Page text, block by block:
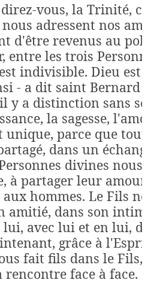
vous, la Trinité, ce
adressent nos
d'être revenus au
entre les trois
indivisible. Dieu est
- a dit saint Bernard :
il y a distinction sans
la sagesse,
unique, parce que tout
dans un
divines nous
à partager leur amour,
hommes. Le Fils
amitié, dans son
avec lui et en lui,
grâce à
fait fils dans le Fils,
face à face.